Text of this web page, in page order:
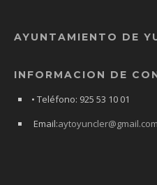
AYUNTAMIENTO DE
INFORMACION DE
• Teléfono: 925 53 10 01
Email:aytoyuncler@gmail.com